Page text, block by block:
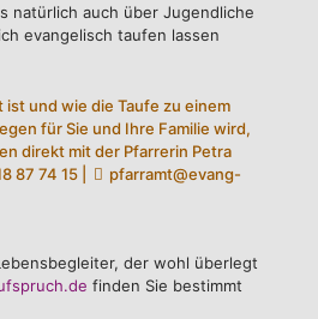
natürlich auch über Jugendliche
evangelisch taufen lassen
und wie die Taufe zu einem
für Sie und Ihre Familie wird,
direkt mit der Pfarrerin Petra
87 74 15
pfarramt@evang-
der wohl überlegt
finden Sie bestimmt